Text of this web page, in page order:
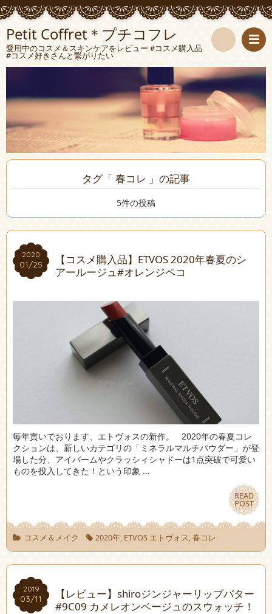
Petit Coffret＊プチコフレ
愛用中のコスメ＆スキンケアをレビュー #コスメ購入品
#コスメ好きさんと繋がりたい
検
索
タグ「 春コレ 」の記事
5件の投稿
2020
01/25
2020
01/25
【コスメ購入品】ETVOS 2020年春夏のシ
アールージュ#オレンジペコ
毎年貢いでおります、エトヴォスの新作。 2020年の春夏コレ
クションは、新しいカテゴリの「ミネラルマルチパウダー」が登
場した分、アイバームやクラッシィシャドーは1点突破で可愛い
ものを投入してきた！という印象 …
READ
POST
READ
POST
コスメ＆メイク 2020年, ETVOS エトヴォス,春コレ
2019
03/11
2019
03/11
【レビュー】shiroジンジャーリップバター
#9C09 カメレオンベージュのスウォッチ！